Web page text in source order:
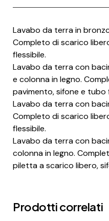
Lavabo da terra in
Completo di scarico
flessibile.
Lavabo da terra con
e colonna in legno.
pavimento, sifone e tubo
Lavabo da terra con
Completo di scarico
flessibile.
Lavabo da terra con
colonna in legno.
piletta a scarico libero,
Prodotti correlati